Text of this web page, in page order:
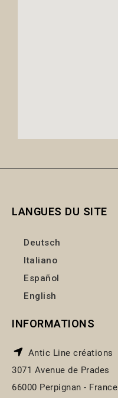
LANGUES DU SITE
Deutsch
Italiano
Español
English
INFORMATIONS
Antic Line créations
3071 Avenue de Prades
66000 Perpignan - France